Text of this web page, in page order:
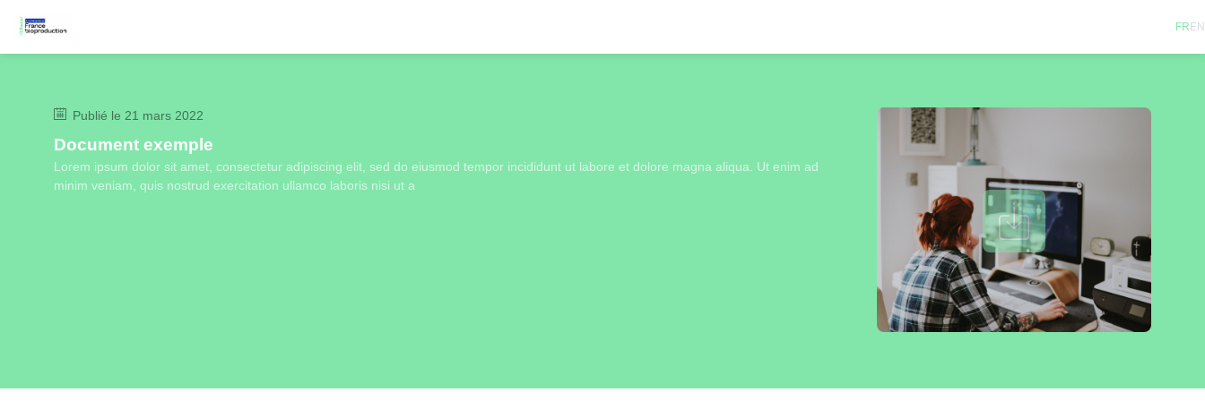
FR EN
Publié le 21 mars 2022
Document exemple
Lorem ipsum dolor sit amet, consectetur adipiscing elit, sed do eiusmod tempor incididunt ut labore et dolore magna aliqua. Ut enim ad
minim veniam, quis nostrud exercitation ullamco laboris nisi ut a